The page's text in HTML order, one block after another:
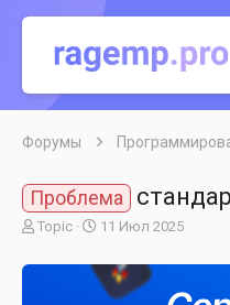
Форумы
Проблема
А
т
Topic
Д
т
а
11 Июл 2025